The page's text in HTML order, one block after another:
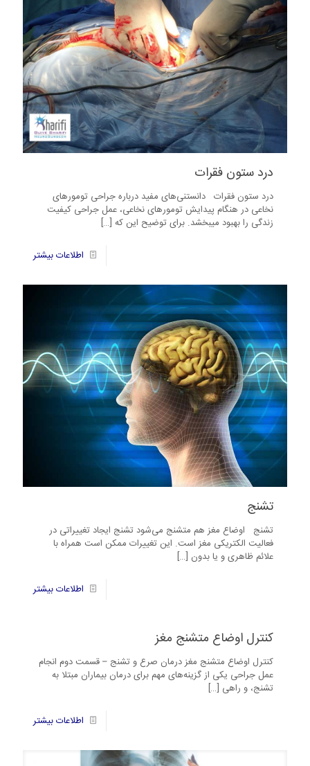
درد ستون فقرات
درد ستون فقرات دانستنی‌های مفید درباره جراحی تومورهای
نخاعی در هنگام پیدایش تومورهای نخاعی، عمل جراحی کیفیت
زندگی را بهبود می‎بخشد. برای توضیح این که
[…]
اطلاعات بیشتر
تشنج
تشنج اوضاع مغز هم متشنج می‌شود تشنج ایجاد تغییراتی در
فعالیت الکتریکی مغز است. این تغییرات ممکن است همراه با
علائم ظاهری و یا بدون […]
اطلاعات بیشتر
کنترل اوضاع متشنج مغز
کنترل اوضاع متشنج مغز درمان صرع و تشنج – قسمت دوم انجام
عمل جراحی یکی از گزینه‌های مهم برای درمان بیماران مبتلا به
تشنج، و راهی […]
اطلاعات بیشتر